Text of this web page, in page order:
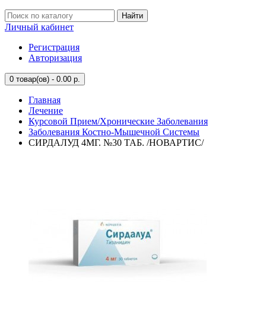
Найти
Личный кабинет
Регистрация
Авторизация
0 товар(ов) - 0.00 р.
Главная
Лечение
Курсовой Прием/Хронические Заболевания
Заболевания Костно-Мышечной Системы
СИРДАЛУД 4МГ. №30 ТАБ. /НОВАРТИС/